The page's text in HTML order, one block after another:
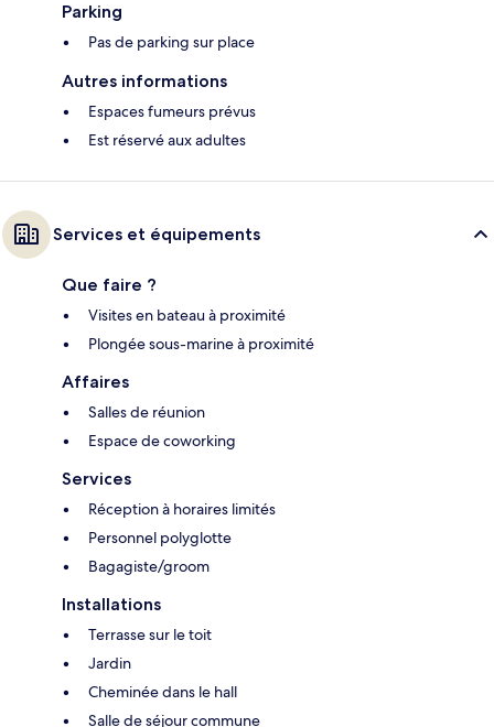
Parking
Pas de parking sur place
Autres informations
Espaces fumeurs prévus
Est réservé aux adultes
Services et équipements
Que faire ?
Visites en bateau à proximité
Plongée sous-marine à proximité
Affaires
Salles de réunion
Espace de coworking
Services
Réception à horaires limités
Personnel polyglotte
Bagagiste/groom
Installations
Terrasse sur le toit
Jardin
Cheminée dans le hall
Salle de séjour commune